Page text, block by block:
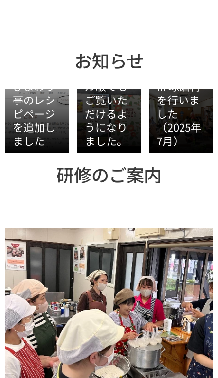
お知らせ
ひまわり
亭のレシ
ピページ
を追加し
ました
シピ集』
をデジタ
ル版でも
ご覧いた
だけるよ
うになり
ました。
in 球磨村
を行いま
した
（2025年
7月）
研修のご案内